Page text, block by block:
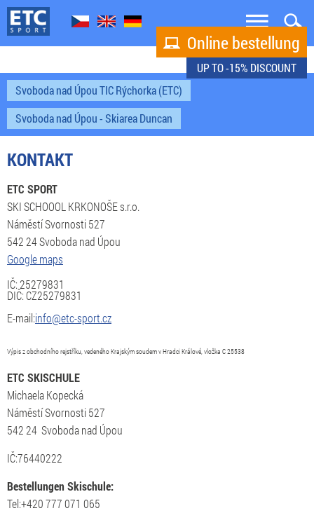


 Online bestellung
UP TO -15% DISCOUNT
Svoboda nad Úpou TIC Rýchorka (ETC)
Svoboda nad Úpou - Skiarea Duncan
KONTAKT
ETC SPORT
SKI SCHOOOL KRKONOŠE s.r.o.
Náměstí Svornosti 527
542 24 Svoboda nad Úpou
Google maps
IČ: 25279831
DIČ: CZ25279831
E-mail:info@etc-sport.cz
Výpis z obchodního rejstříku, vedeného Krajským soudem v Hradci Králové, vložka C 25538
ETC SKISCHULE
Michaela Kopecká
Náměstí Svornosti 527
542 24 Svoboda nad Úpou
IČ:76440222
Bestellungen Skischule:
Tel:+420 777 071 065